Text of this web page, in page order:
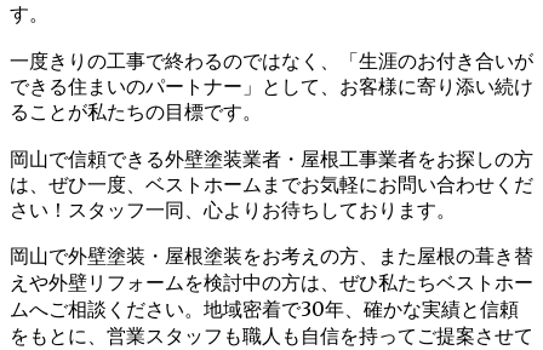
す。
一度きりの工事で終わるのではなく、「生涯のお付き合いが
できる住まいのパートナー」として、お客様に寄り添い続け
ることが私たちの目標です。
岡山で信頼できる外壁塗装業者・屋根工事業者をお探しの方
は、ぜひ一度、ベストホームまでお気軽にお問い合わせくだ
さい！スタッフ一同、心よりお待ちしております。
岡山で外壁塗装・屋根塗装をお考えの方、また屋根の葺き替
えや外壁リフォームを検討中の方は、ぜひ私たちベストホー
ムへご相談ください。地域密着で30年、確かな実績と信頼
をもとに、営業スタッフも職人も自信を持ってご提案させて